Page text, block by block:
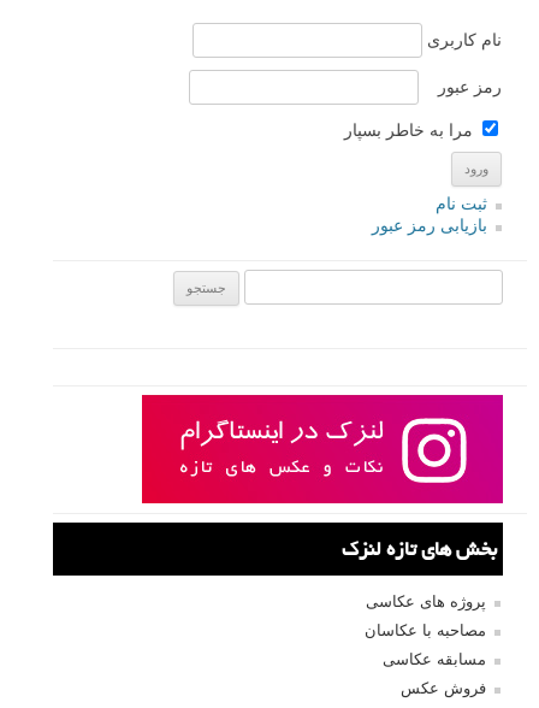
نام کاربری
رمز عبور
مرا به خاطر بسپار
ثبت نام
بازیابی رمز عبور
بخش های تازه لنزک
پروژه های عکاسی
مصاحبه با عکاسان
مسابقه عکاسی
فروش عکس